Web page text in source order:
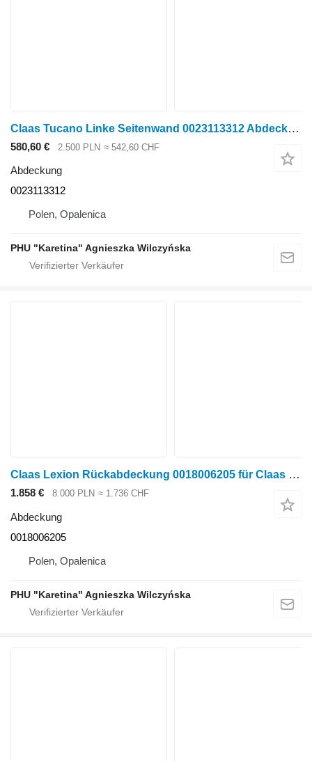
Claas Tucano Linke Seitenwand 0023113312 Abdeckung für Claas Tucano Getreideernter
580,60 € 2.500 PLN ≈ 542,60 CHF
Abdeckung
0023113312
Polen, Opalenica
PHU "Karetina" Agnieszka Wilczyńska
Claas Lexion Rückabdeckung 0018006205 für Claas Lexion Getreideernter
1.858 € 8.000 PLN ≈ 1.736 CHF
Abdeckung
0018006205
Polen, Opalenica
PHU "Karetina" Agnieszka Wilczyńska